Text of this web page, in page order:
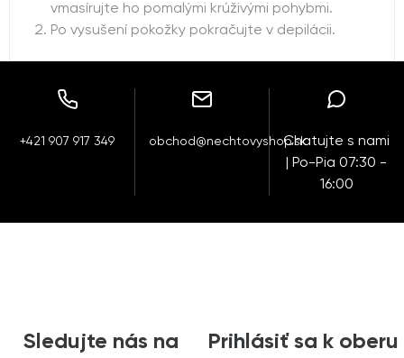
vmasírujte ho pomalými krúživými pohybmi.
Po vysušení pokožky pokračujte v depilácii.
+421 907 917 349 obchod@nechtovyshop.skChatujte s nami
| Po-Pia 07:30 -
16:00
Sledujte nás na
Prihlásiť sa k oberu